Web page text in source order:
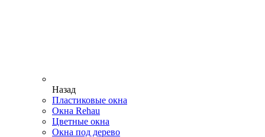
Назад
Пластиковые окна
Окна Rehau
Цветные окна
Окна под дерево